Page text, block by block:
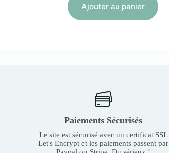
Ajouter au panier
Paiements Sécurisés
Le site est sécurisé avec un certificat SSL
Let's Encrypt et les paiements passent par